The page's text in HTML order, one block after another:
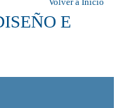
E